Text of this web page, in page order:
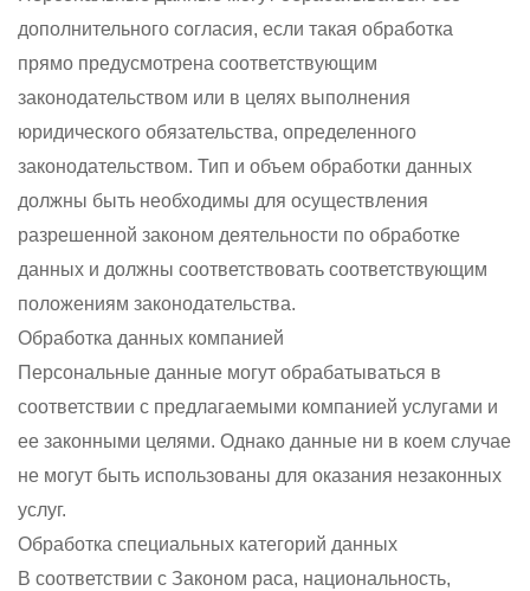
дополнительного согласия, если такая обработка
прямо предусмотрена соответствующим
законодательством или в целях выполнения
юридического обязательства, определенного
законодательством. Тип и объем обработки данных
должны быть необходимы для осуществления
разрешенной законом деятельности по обработке
данных и должны соответствовать соответствующим
положениям законодательства.
Обработка данных компанией
Персональные данные могут обрабатываться в
соответствии с предлагаемыми компанией услугами и
ее законными целями. Однако данные ни в коем случае
не могут быть использованы для оказания незаконных
услуг.
Обработка специальных категорий данных
В соответствии с Законом раса, национальность,